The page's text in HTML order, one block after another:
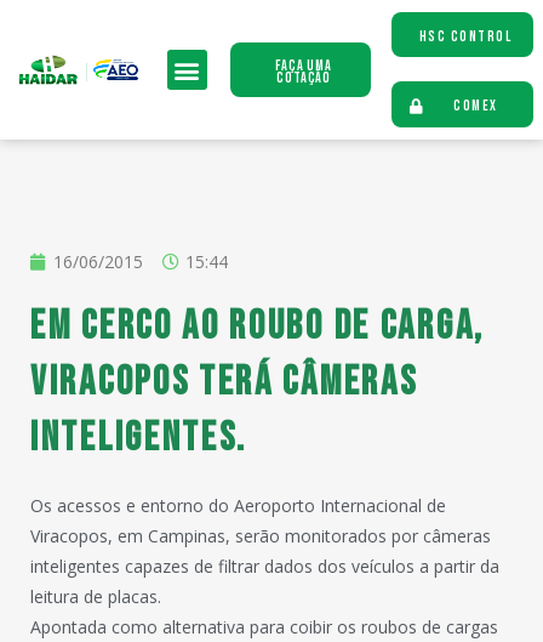
Faça uma
Cotação
HSC CONTROL
COMEX
16/06/2015 15:44
Em cerco ao roubo de carga,
Viracopos terá Câmeras
Inteligentes.
Os acessos e entorno do Aeroporto Internacional de
Viracopos, em Campinas, serão monitorados por câmeras
inteligentes capazes de filtrar dados dos veículos a partir da
leitura de placas.
Apontada como alternativa para coibir os roubos de cargas